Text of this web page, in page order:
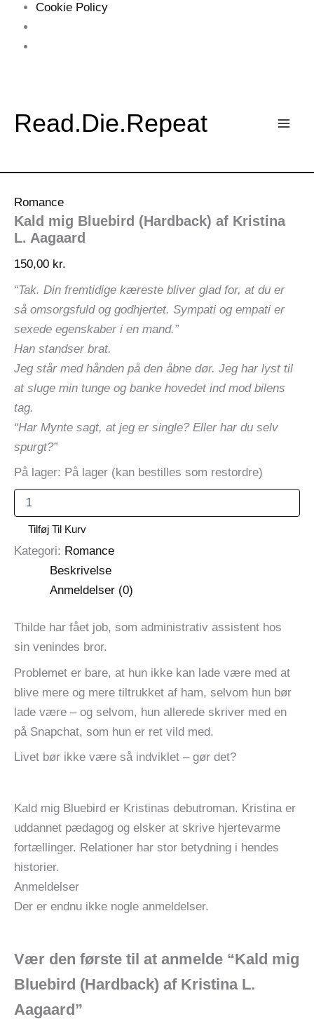
Cookie Policy
indholdet
Read.Die.Repeat
Romance
Kald mig Bluebird (Hardback) af Kristina
L. Aagaard
150,00 kr.
“Tak. Din fremtidige kæreste bliver glad for, at du er
så omsorgsfuld og godhjertet. Sympati og empati er
sexede egenskaber i en mand.”
Han standser brat.
Jeg står med hånden på den åbne dør. Jeg har lyst til
at sluge min tunge og banke hovedet ind mod bilens
tag.
“Har Mynte sagt, at jeg er single? Eller har du selv
spurgt?”
På lager: På lager (kan bestilles som restordre)
Kald
mig
Bluebird
(Hardback)
af
Aagaard
Tilføj Til Kurv
Kategori: Romance
Beskrivelse
Anmeldelser (0)
Thilde har fået job, som administrativ assistent hos
sin venindes bror.
Problemet er bare, at hun ikke kan lade være med at
blive mere og mere tiltrukket af ham, selvom hun bør
lade være – og selvom, hun allerede skriver med en
på Snapchat, som hun er ret vild med.
Livet bør ikke være så indviklet – gør det?
Kald mig Bluebird er Kristinas debutroman. Kristina er
uddannet pædagog og elsker at skrive hjertevarme
fortællinger. Relationer har stor betydning i hendes
historier.
Anmeldelser
Der er endnu ikke nogle anmeldelser.
Vær den første til at anmelde “Kald mig
Bluebird (Hardback) af Kristina L.
Aagaard”